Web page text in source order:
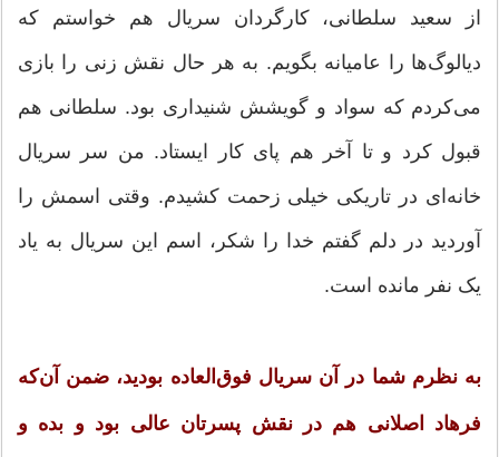
از سعید سلطانی، کارگردان سریال هم خواستم که
دیالوگ‌ها را عامیانه بگویم. به هر حال نقش زنی را بازی
می‌کردم که سواد و گویشش شنیداری بود. سلطانی هم
قبول کرد و تا آخر هم پای کار ایستاد. من سر سریال
خانه‌ای در تاریکی خیلی زحمت کشیدم. وقتی اسمش را
آوردید در دلم گفتم خدا را شکر، اسم این سریال به یاد
یک نفر مانده است.
به نظرم شما در آن سریال فوق‌العاده بودید، ضمن آن‌که
فرهاد اصلانی هم در نقش پسرتان عالی بود و بده و